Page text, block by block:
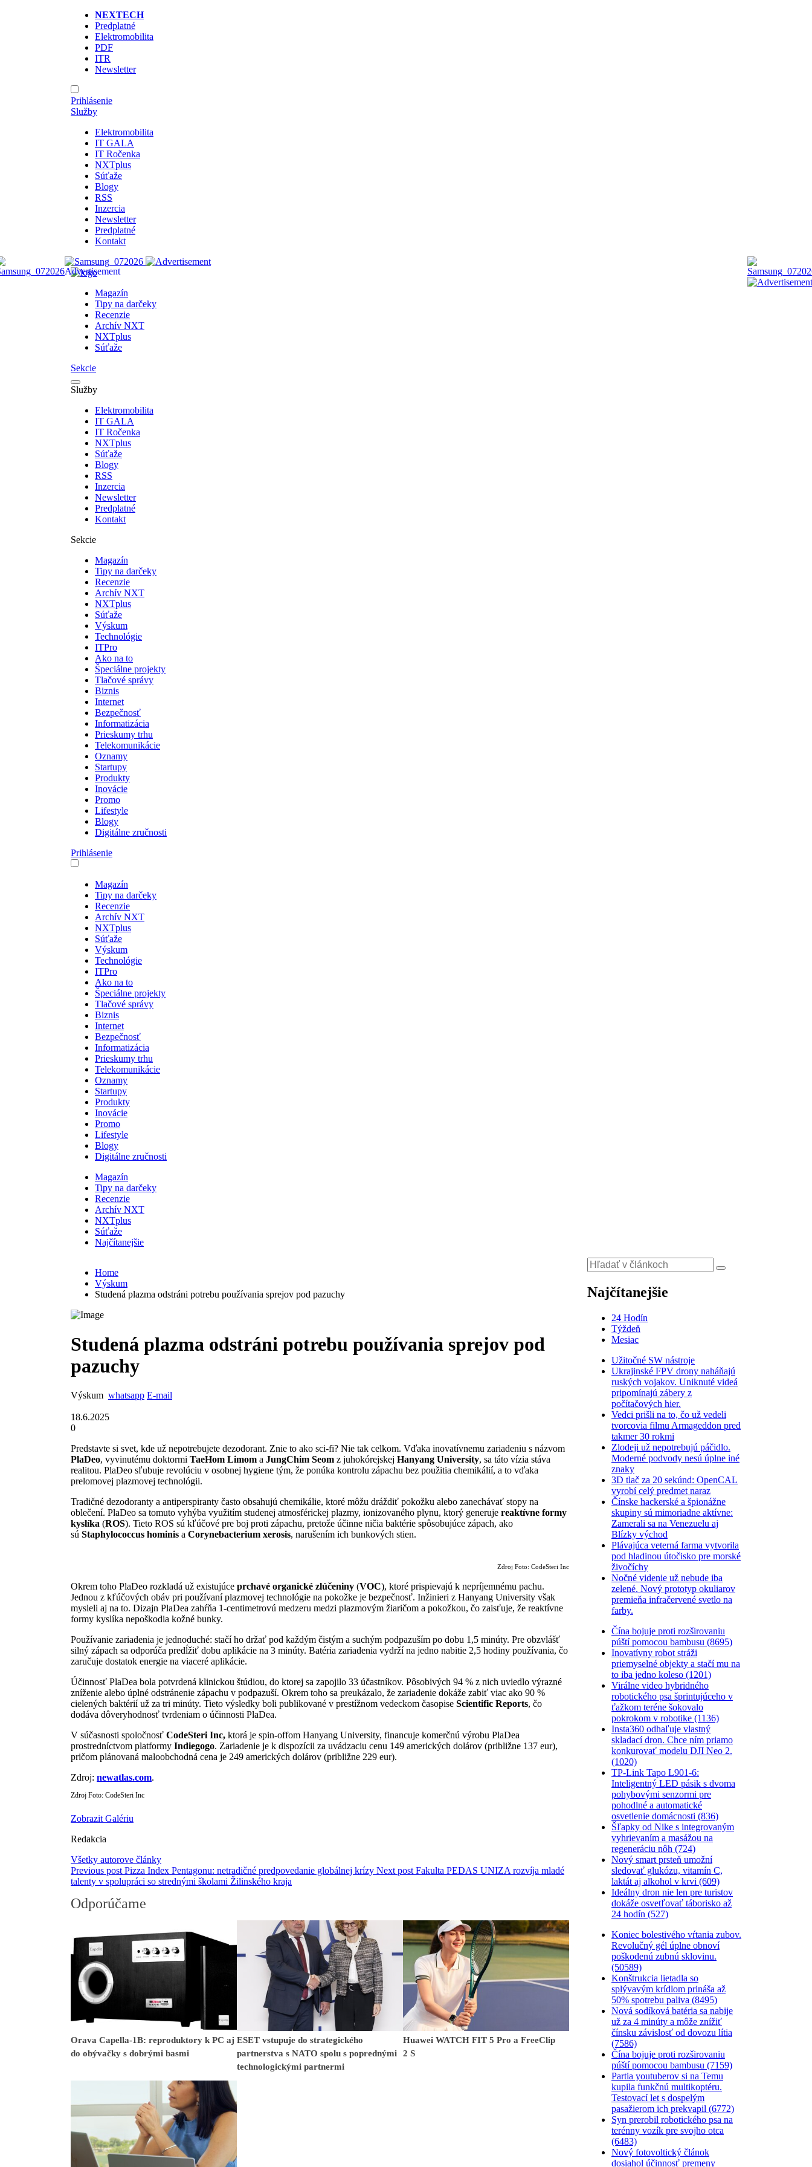
NEXTECH
Predplatné
Elektromobilita
PDF
ITR
Newsletter
Prihlásenie
Služby
Elektromobilita
IT GALA
IT Ročenka
NXTplus
Súťaže
Blogy
RSS
Inzercia
Newsletter
Predplatné
Kontakt
Magazín
Tipy na darčeky
Recenzie
Archív NXT
NXTplus
Súťaže
Sekcie
Služby
Elektromobilita
IT GALA
IT Ročenka
NXTplus
Súťaže
Blogy
RSS
Inzercia
Newsletter
Predplatné
Kontakt
Sekcie
Magazín
Tipy na darčeky
Recenzie
Archív NXT
NXTplus
Súťaže
Výskum
Technológie
ITPro
Ako na to
Špeciálne projekty
Tlačové správy
Biznis
Internet
Bezpečnosť
Informatizácia
Prieskumy trhu
Telekomunikácie
Oznamy
Startupy
Produkty
Inovácie
Promo
Lifestyle
Blogy
Digitálne zručnosti
Prihlásenie
Magazín
Tipy na darčeky
Recenzie
Archív NXT
NXTplus
Súťaže
Výskum
Technológie
ITPro
Ako na to
Špeciálne projekty
Tlačové správy
Biznis
Internet
Bezpečnosť
Informatizácia
Prieskumy trhu
Telekomunikácie
Oznamy
Startupy
Produkty
Inovácie
Promo
Lifestyle
Blogy
Digitálne zručnosti
Magazín
Tipy na darčeky
Recenzie
Archív NXT
NXTplus
Súťaže
Najčítanejšie
Home
Výskum
Studená plazma odstráni potrebu používania sprejov pod pazuchy
Studená plazma odstráni potrebu používania sprejov pod
pazuchy
Výskum whatsapp E-mail
18.6.2025
0
Predstavte si svet, kde už nepotrebujete dezodorant. Znie to ako sci-fi? Nie tak celkom. Vďaka inovatívnemu zariadeniu s názvom
PlaDeo, vyvinutému doktormi TaeHom Limom a JungChim Seom z juhokórejskej Hanyang University, sa táto vízia stáva
realitou. PlaDeo sľubuje revolúciu v osobnej hygiene tým, že ponúka kontrolu zápachu bez použitia chemikálií, a to vďaka
prelomovej plazmovej technológii.
Tradičné dezodoranty a antiperspiranty často obsahujú chemikálie, ktoré môžu dráždiť pokožku alebo zanechávať stopy na
oblečení. PlaDeo sa tomuto vyhýba využitím studenej atmosférickej plazmy, ionizovaného plynu, ktorý generuje reaktívne formy
kyslíka (ROS). Tieto ROS sú kľúčové pre boj proti zápachu, pretože účinne ničia baktérie spôsobujúce zápach, ako
sú Staphylococcus hominis a Corynebacterium xerosis, narušením ich bunkových stien.
Zdroj Foto: CodeSteri Inc
Okrem toho PlaDeo rozkladá už existujúce prchavé organické zlúčeniny (VOC), ktoré prispievajú k nepríjemnému pachu.
Jednou z kľúčových obáv pri používaní plazmovej technológie na pokožke je bezpečnosť. Inžinieri z Hanyang University však
mysleli aj na to. Dizajn PlaDea zahŕňa 1-centimetrovú medzeru medzi plazmovým žiaričom a pokožkou, čo zaisťuje, že reaktívne
formy kyslíka nepoškodia kožné bunky.
Používanie zariadenia je jednoduché: stačí ho držať pod každým čistým a suchým podpazuším po dobu 1,5 minúty. Pre obzvlášť
silný zápach sa odporúča predĺžiť dobu aplikácie na 3 minúty. Batéria zariadenia vydrží na jedno nabitie 2,5 hodiny používania, čo
zaručuje dostatok energie na viaceré aplikácie.
Účinnosť PlaDea bola potvrdená klinickou štúdiou, do ktorej sa zapojilo 33 účastníkov. Pôsobivých 94 % z nich uviedlo výrazné
zníženie alebo úplné odstránenie zápachu v podpazuší. Okrem toho sa preukázalo, že zariadenie dokáže zabiť viac ako 90 %
cielených baktérií už za tri minúty. Tieto výsledky boli publikované v prestížnom vedeckom časopise Scientific Reports, čo
dodáva dôveryhodnosť tvrdeniam o účinnosti PlaDea.
V súčasnosti spoločnosť CodeSteri Inc, ktorá je spin-offom Hanyang University, financuje komerčnú výrobu PlaDea
prostredníctvom platformy Indiegogo. Zariadenie je k dispozícii za uvádzaciu cenu 149 amerických dolárov (približne 137 eur),
pričom plánovaná maloobchodná cena je 249 amerických dolárov (približne 229 eur).
Zdroj: newatlas.com.
Zdroj Foto: CodeSteri Inc
Zobrazit Galériu
Redakcia
Všetky autorove články
Previous post Pizza Index Pentagonu: netradičné predpovedanie globálnej krízy Next post Fakulta PEDAS UNIZA rozvíja mladé
talenty v spolupráci so strednými školami Žilinského kraja
Odporúčame
Orava Capella-1B: reproduktory k PC aj
do obývačky s dobrými basmi
ESET vstupuje do strategického
partnerstva s NATO spolu s poprednými
technologickými partnermi
Huawei WATCH FIT 5 Pro a FreeClip
2 S
Najčítanejšie
24 Hodín
Týždeň
Mesiac
Užitočné SW nástroje
Ukrajinské FPV drony naháňajú
ruských vojakov. Uniknuté videá
pripomínajú zábery z
počítačových hier.
Vedci prišli na to, čo už vedeli
tvorcovia filmu Armageddon pred
takmer 30 rokmi
Zlodeji už nepotrebujú páčidlo.
Moderné podvody nesú úplne iné
znaky
3D tlač za 20 sekúnd: OpenCAL
vyrobí celý predmet naraz
Čínske hackerské a špionážne
skupiny sú mimoriadne aktívne:
Zamerali sa na Venezuelu aj
Blízky východ
Plávajúca veterná farma vytvorila
pod hladinou útočisko pre morské
živočíchy
Nočné videnie už nebude iba
zelené. Nový prototyp okuliarov
premieňa infračervené svetlo na
farby.
Čína bojuje proti rozširovaniu
púští pomocou bambusu (8695)
Inovatívny robot stráži
priemyselné objekty a stačí mu na
to iba jedno koleso (1201)
Virálne video hybridného
robotického psa šprintujúceho v
ťažkom teréne šokovalo
pokrokom v robotike (1136)
Insta360 odhaľuje vlastný
skladací dron. Chce ním priamo
konkurovať modelu DJI Neo 2.
(1020)
TP-Link Tapo L901-6:
Inteligentný LED pásik s dvoma
pohybovými senzormi pre
pohodlné a automatické
osvetlenie domácnosti (836)
Šľapky od Nike s integrovaným
vyhrievaním a masážou na
regeneráciu nôh (724)
Nový smart prsteň umožní
sledovať glukózu, vitamín C,
laktát aj alkohol v krvi (609)
Ideálny dron nie len pre turistov
dokáže osvetľovať táborisko až
24 hodín (527)
Koniec bolestivého vŕtania zubov.
Revolučný gél úplne obnoví
poškodenú zubnú sklovinu.
(50589)
Konštrukcia lietadla so
splývavým krídlom prináša až
50% spotrebu paliva (8495)
Nová sodíková batéria sa nabije
už za 4 minúty a môže znížiť
čínsku závislosť od dovozu lítia
(7586)
Čína bojuje proti rozširovaniu
púští pomocou bambusu (7159)
Partia youtuberov si na Temu
kupila funkčnú multikoptéru.
Testovací let s dospelým
pasažierom ich prekvapil (6772)
Syn prerobil robotického psa na
terénny vozík pre svojho otca
(6483)
Nový fotovoltický článok
dosiahol účinnosť premeny